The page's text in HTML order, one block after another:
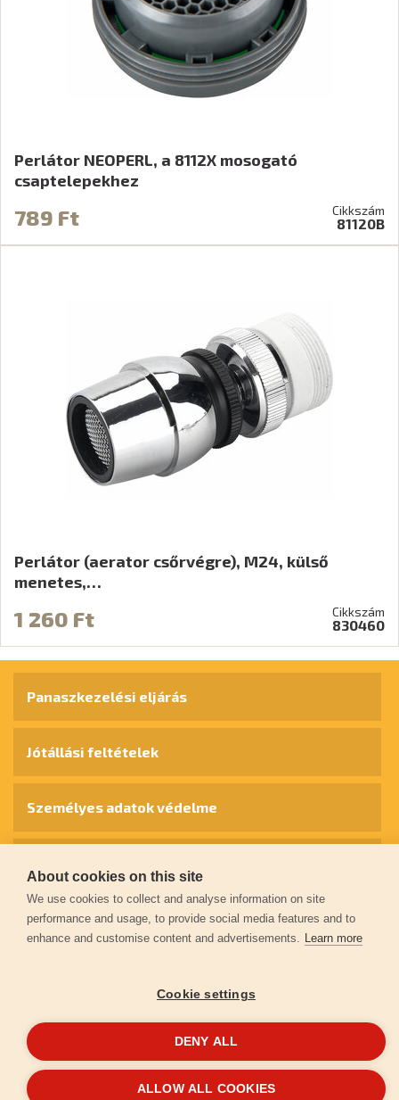
Perlátor NEOPERL, a 8112X mosogató
csaptelepekhez
789 Ft Cikkszám
81120B
Perlátor (aerator csőrvégre), M24, külső
menetes,…
1 260 Ft Cikkszám
830460
Panaszkezelési eljárás
Jótállási feltételek
Személyes adatok védelme
Garancia regisztráció
LétrehoztaFEO
About cookies on this site
We use cookies to collect and analyse information on site
performance and usage, to provide social media features and to
enhance and customise content and advertisements. Learn more
Cookie settings
DENY ALL
ALLOW ALL COOKIES